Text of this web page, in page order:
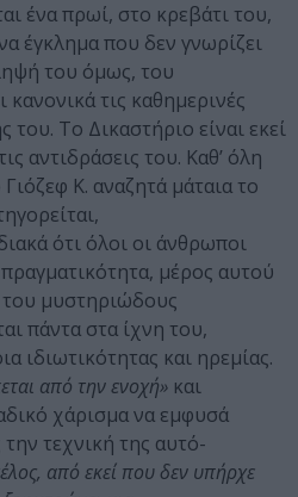
ένα πρωί, στο κρεβάτι του,
έγκλημα που δεν γνωρίζει
του όμως, του
κανονικά τις καθημερινές
του. Το Δικαστήριο είναι εκεί
αντιδράσεις του. Καθ’ όλη
Κ. αναζητά μάταια το
ότι όλοι οι άνθρωποι
μέρος αυτού
μυστηριώδους
πάντα στα ίχνη του,
ιδιωτικότητας και ηρεμίας.
από την ενοχή» και
χάρισμα να εμφυσά
τεχνική της αυτό-
από εκεί που δεν υπήρχε